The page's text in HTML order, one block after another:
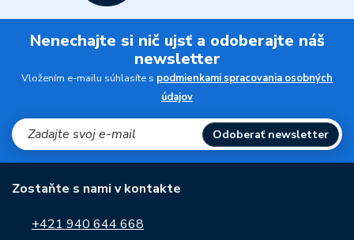
Nenechajte si nič ujsť a odoberajte náš
newsletter
Vložením e-mailu súhlasíte s podmienkami spracovania osobných
údajov
Odoberať newsletter
Zostaňte s nami v kontakte
+421 940 644 668